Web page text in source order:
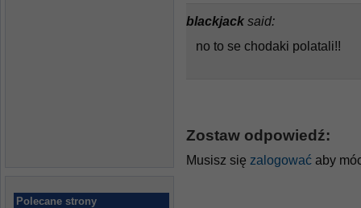
Polecane strony
blackjack said:
no to se chodaki polatali!!
Zostaw odpowiedź:
Musisz się zalogować aby